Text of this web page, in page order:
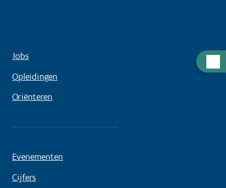
Jobs
Opleidingen
Oriënteren
Evenementen
Cijfers